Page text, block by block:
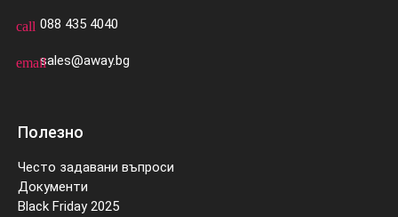
call 088 435 4040
emailsales@away.bg
Полезно
Често задавани въпроси
Документи
Black Friday 2025